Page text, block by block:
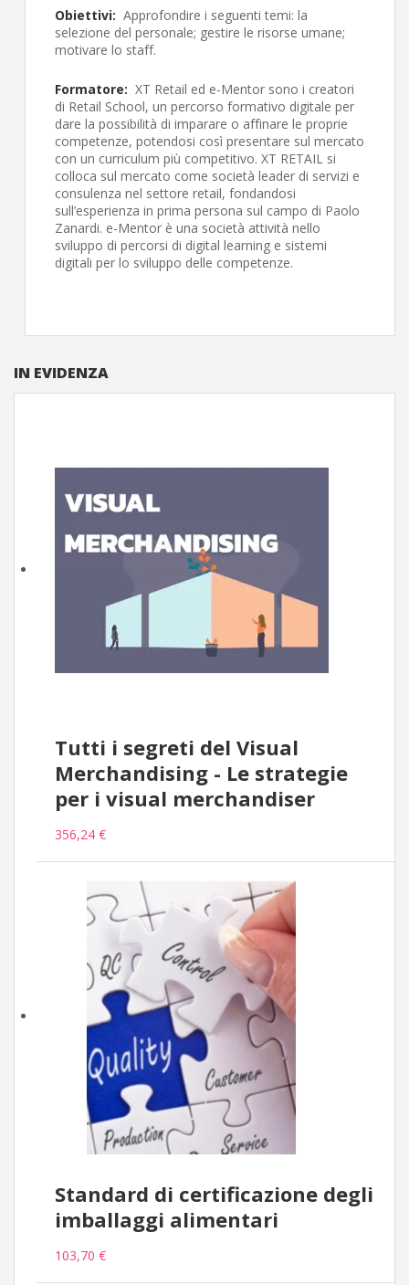
IN EVIDENZA
Tutti i segreti del Visual
Merchandising - Le strategie
per i visual merchandiser
356,24 €
Standard di certificazione degli
imballaggi alimentari
103,70 €
Obiettivi: Approfondire i seguenti temi: la
selezione del personale; gestire le risorse umane;
motivare lo staff.
Formatore: XT Retail ed e-Mentor sono i creatori
di Retail School, un percorso formativo digitale per
dare la possibilità di imparare o affinare le proprie
competenze, potendosi così presentare sul mercato
con un curriculum più competitivo. XT RETAIL si
colloca sul mercato come società leader di servizi e
consulenza nel settore retail, fondandosi
sull’esperienza in prima persona sul campo di Paolo
Zanardi. e-Mentor è una società attività nello
sviluppo di percorsi di digital learning e sistemi
digitali per lo sviluppo delle competenze.